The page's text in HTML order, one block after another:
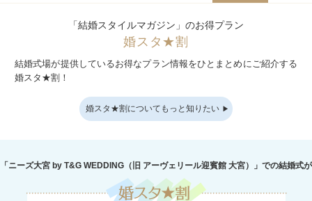
「結婚スタイルマガジン」のお得プラン
婚スタ★割
結婚式場が提供しているお得なプラン情報をひとまとめにご紹介する
婚スタ★割！
婚スタ★割についてもっと知りたい
「ニーズ大宮 by T&G WEDDING（旧 アーヴェリール迎賓館 大宮）」での結婚式が